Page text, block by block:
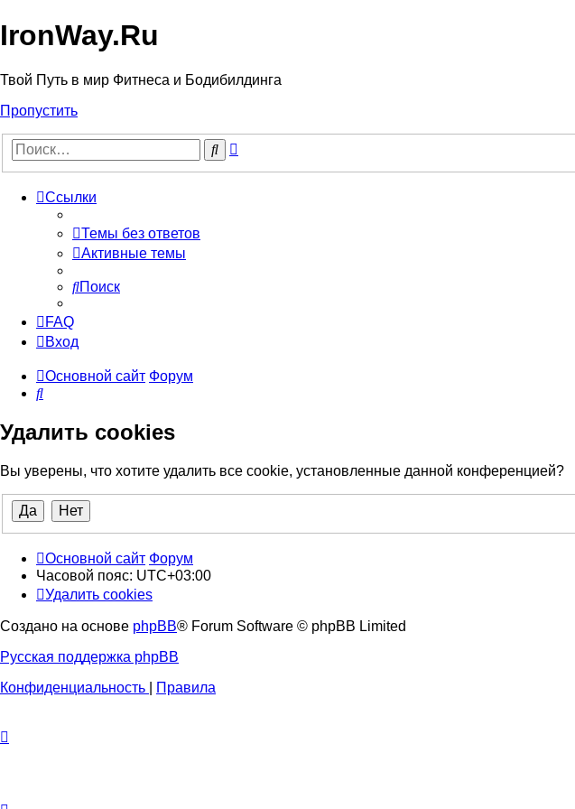
IronWay.Ru
Твой Путь в мир Фитнеса и Бодибилдинга
Пропустить
Поиск
Ссылки
Темы без ответов
Активные темы
Поиск
FAQ
Вход
Основной сайт Форум
Поиск
Удалить cookies
Вы уверены, что хотите удалить все cookie, установленные данной конференцией?
Основной сайт Форум
Часовой пояс: UTC+03:00
Удалить cookies
Создано на основе phpBB® Forum Software © phpBB Limited
Русская поддержка phpBB
Конфиденциальность
Правила